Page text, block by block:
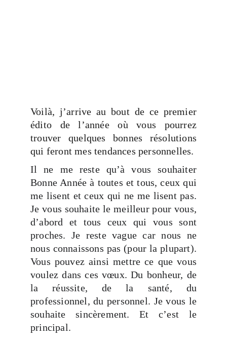
Voilà, j’arrive au bout de ce premier
édito de l’année où vous pourrez
trouver quelques bonnes résolutions
qui feront mes tendances personnelles.
Il ne me reste qu’à vous souhaiter
Bonne Année à toutes et tous, ceux qui
me lisent et ceux qui ne me lisent pas.
Je vous souhaite le meilleur pour vous,
d’abord et tous ceux qui vous sont
proches. Je reste vague car nous ne
nous connaissons pas (pour la plupart).
Vous pouvez ainsi mettre ce que vous
voulez dans ces vœux. Du bonheur, de
la réussite, de la santé, du
professionnel, du personnel. Je vous le
souhaite sincèrement. Et c’est le
principal.